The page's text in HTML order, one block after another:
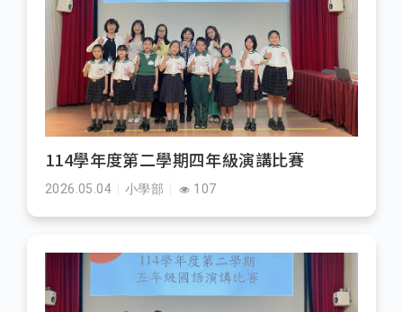
114學年度第二學期四年級演講比賽
2026.05.04 小學部 107